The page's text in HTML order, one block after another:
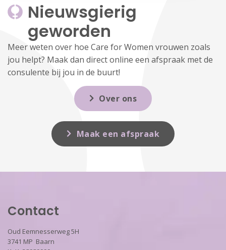
Nieuwsgierig
geworden
Meer weten over hoe Care for Women vrouwen zoals
jou helpt? Maak dan direct online een afspraak met de
consulente bij jou in de buurt!
Over ons
Maak een afspraak
Contact
Oud Eemnesserweg 5H
3741 MP Baarn